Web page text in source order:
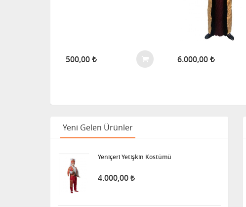
500,00 6.000,00
Yeni Gelen Ürünler
Yeniçeri Yetişkin Kostümü
4.000,00